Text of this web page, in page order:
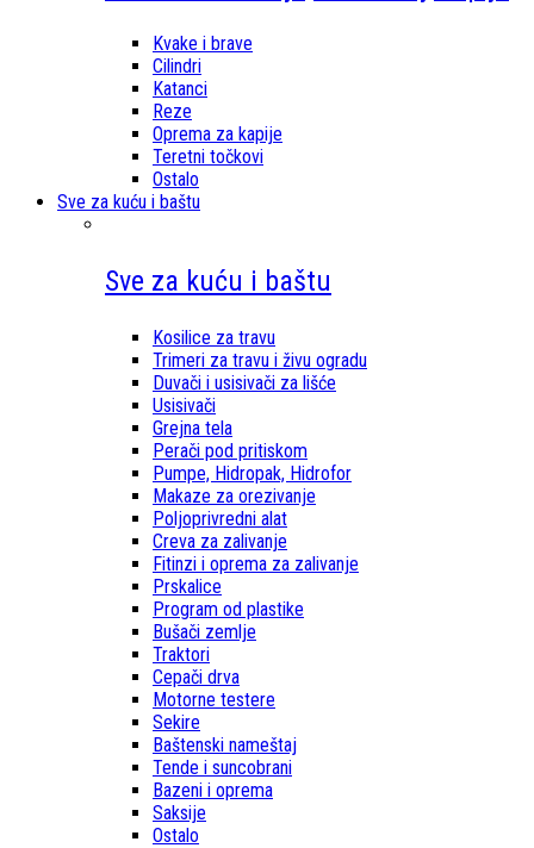
Kvake i brave
Cilindri
Katanci
Reze
Oprema za kapije
Teretni točkovi
Ostalo
Sve za kuću i baštu
Sve za kuću i baštu
Kosilice za travu
Trimeri za travu i živu ogradu
Duvači i usisivači za lišće
Usisivači
Grejna tela
Perači pod pritiskom
Pumpe, Hidropak, Hidrofor
Makaze za orezivanje
Poljoprivredni alat
Creva za zalivanje
Fitinzi i oprema za zalivanje
Prskalice
Program od plastike
Bušači zemlje
Traktori
Cepači drva
Motorne testere
Sekire
Baštenski nameštaj
Tende i suncobrani
Bazeni i oprema
Saksije
Ostalo